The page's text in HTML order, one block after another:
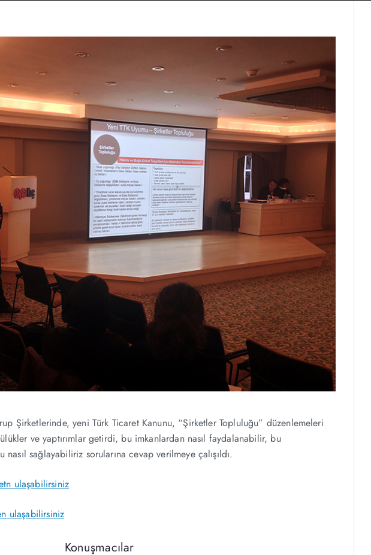
Şirketlerinde, yeni Türk Ticaret Kanunu, “Şirketler Topluluğu” düzenlemeleri
ve yaptırımlar getirdi, bu imkanlardan nasıl faydalanabilir, bu
nasıl sağlayabiliriz sorularına cevap verilmeye çalışıldı.
ulaşabilirsiniz
ulaşabilirsiniz
Konuşmacılar